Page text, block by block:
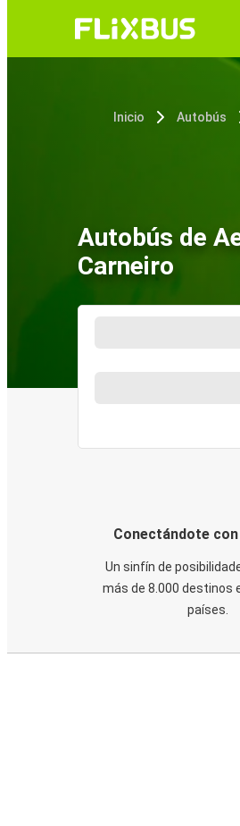
Inicio Autobús
Autobús de
Carneiro
Conectándote con
Un sinfín de
más de 8.000 destinos
países.